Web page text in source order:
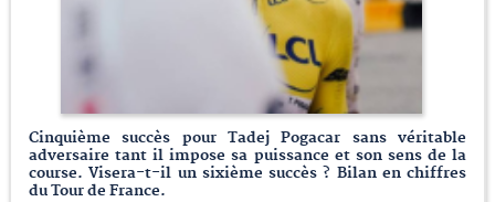
Cinquième succès pour Tadej Pogacar sans véritable
adversaire tant il impose sa puissance et son sens de la
course. Visera-t-il un sixième succès ? Bilan en chiffres
du Tour de France.